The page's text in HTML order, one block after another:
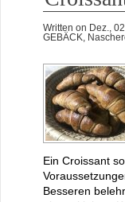
Written on Dez.,
GEBÄCK,
Ein Croissant
Besseren